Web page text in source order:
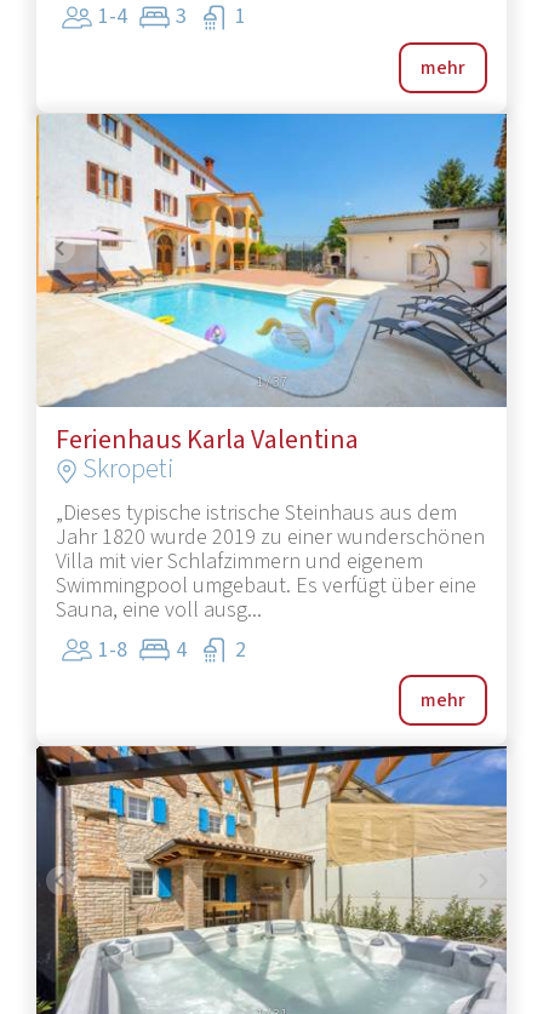
1-4 3 1
mehr
1/37
Ferienhaus Karla Valentina
Skropeti
„Dieses typische istrische Steinhaus aus dem
Jahr 1820 wurde 2019 zu einer wunderschönen
Villa mit vier Schlafzimmern und eigenem
Swimmingpool umgebaut. Es verfügt über eine
Sauna, eine voll ausg...
1-8
4 2
mehr